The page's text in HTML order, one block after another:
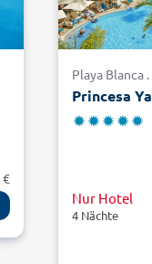
€
Playa Blanca
Princesa
Nur Hotel
4 Nächte